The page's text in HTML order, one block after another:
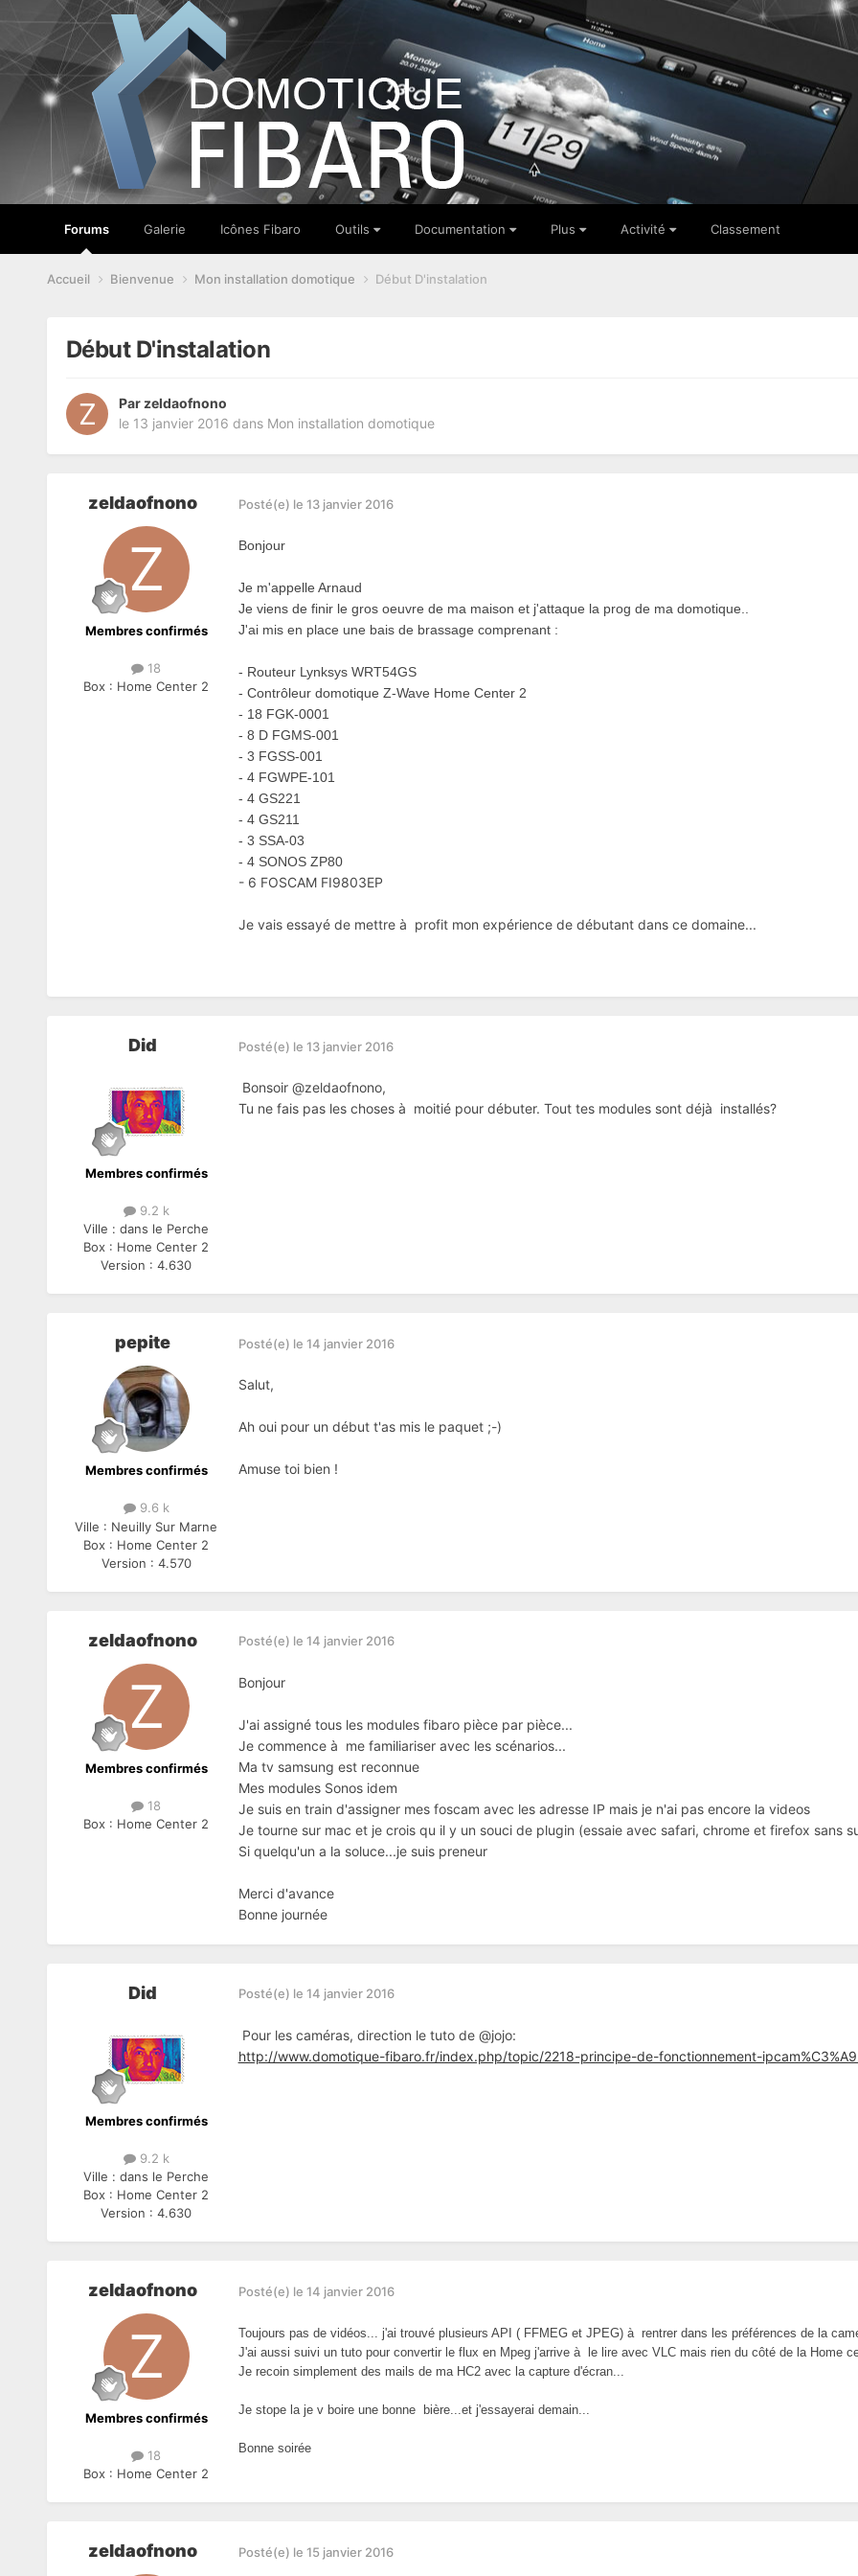
Forums Galerie Icônes Fibaro Outils Documentation Plus Activité Classement
Accueil Bienvenue Mon installation domotique Début D'instalation
Début D'instalation
Par zeldaofnono
le 13 janvier 2016 dans Mon installation domotique
zeldaofnono
Membres confirmés
18
Box : Home Center 2
Posté(e) le 13 janvier 2016
Bonjour
Je m'appelle Arnaud
Je viens de finir le gros oeuvre de ma maison et j'attaque la prog de ma domotique..
J'ai mis en place une bais de brassage comprenant :
- Routeur Lynksys WRT54GS
- Contrôleur domotique Z-Wave Home Center 2
- 18 FGK-0001
- 8 D FGMS-001
- 3 FGSS-001
- 4 FGWPE-101
- 4 GS221
- 4 GS211
- 3 SSA-03
- 4 SONOS ZP80
- 6 FOSCAM FI9803EP
Je vais essayé de mettre à profit mon expérience de débutant dans ce domaine...
Did
Membres confirmés
9.2 k
Ville :dans le Perche
Box : Home Center 2
Version :4.630
Posté(e) le 13 janvier 2016
Bonsoir @zeldaofnono,
Tu ne fais pas les choses à moitié pour débuter. Tout tes modules sont déjà installés?
pepite
Membres confirmés
9.6 k
Ville : Neuilly Sur Marne
Box : Home Center 2
Version : 4.570
Posté(e) le 14 janvier 2016
Salut,
Ah oui pour un début t'as mis le paquet ;-)
Amuse toi bien !
zeldaofnono
Membres confirmés
18
Box : Home Center 2
Posté(e) le 14 janvier 2016
Bonjour
J'ai assigné tous les modules fibaro pièce par pièce...
Je commence à me familiariser avec les scénarios...
Ma tv samsung est reconnue
Mes modules Sonos idem
Je suis en train d'assigner mes foscam avec les adresse IP mais je n'ai pas encore la videos
Je tourne sur mac et je crois qu il y un souci de plugin (essaie avec safari, chrome et firefox sans
Si quelqu'un a la soluce...je suis preneur
Merci d'avance
Bonne journée
Did
Membres confirmés
9.2 k
Ville :dans le Perche
Box : Home Center 2
Version :4.630
Posté(e) le 14 janvier 2016
Pour les caméras, direction le tuto de @jojo:
http://www.domotique-fibaro.fr/index.php/topic/2218-principe-de-fonctionnement-
zeldaofnono
Membres confirmés
18
Box : Home Center 2
Posté(e) le 14 janvier 2016
Toujours pas de vidéos... j'ai trouvé plusieurs API ( FFMEG et JPEG) à rentrer dans les préférences de la
J'ai aussi suivi un tuto pour convertir le flux en Mpeg j'arrive à le lire avec VLC mais rien du côté de la Home
Je recoin simplement des mails de ma HC2 avec la capture d'écran...
Je stope la je v boire une bonne bière...et j'essayerai demain...
Bonne soirée
zeldaofnono Posté(e) le 15 janvier 2016